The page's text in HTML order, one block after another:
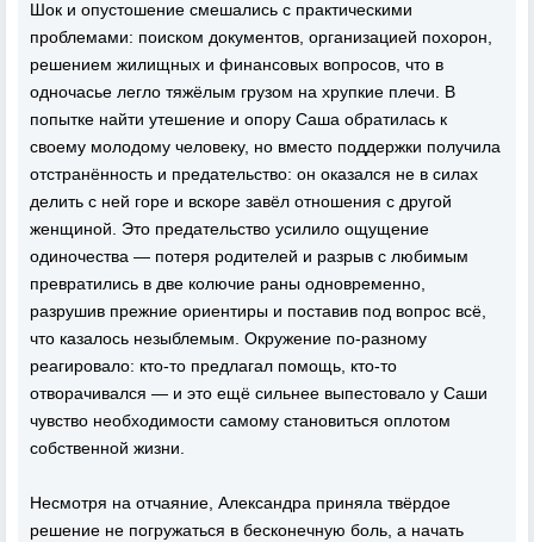
Шок и опустошение смешались с практическими
проблемами: поиском документов, организацией похорон,
решением жилищных и финансовых вопросов, что в
одночасье легло тяжёлым грузом на хрупкие плечи. В
попытке найти утешение и опору Саша обратилась к
своему молодому человеку, но вместо поддержки получила
отстранённость и предательство: он оказался не в силах
делить с ней горе и вскоре завёл отношения с другой
женщиной. Это предательство усилило ощущение
одиночества — потеря родителей и разрыв с любимым
превратились в две колючие раны одновременно,
разрушив прежние ориентиры и поставив под вопрос всё,
что казалось незыблемым. Окружение по-разному
реагировало: кто-то предлагал помощь, кто-то
отворачивался — и это ещё сильнее выпестовало у Саши
чувство необходимости самому становиться оплотом
собственной жизни.
Несмотря на отчаяние, Александра приняла твёрдое
решение не погружаться в бесконечную боль, а начать